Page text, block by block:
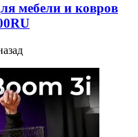
мебели и ковров